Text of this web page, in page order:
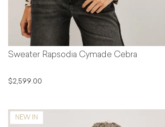
Sweater Rapsodia Cymade Cebra
$2,599.00